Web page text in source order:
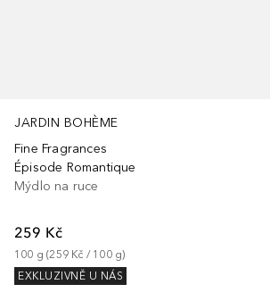
JARDIN BOHÈME
Fine Fragrances
Épisode Romantique
Mýdlo na ruce
259 Kč
100 g (259 Kč / 100 g)
EXKLUZIVNĚ U NÁS